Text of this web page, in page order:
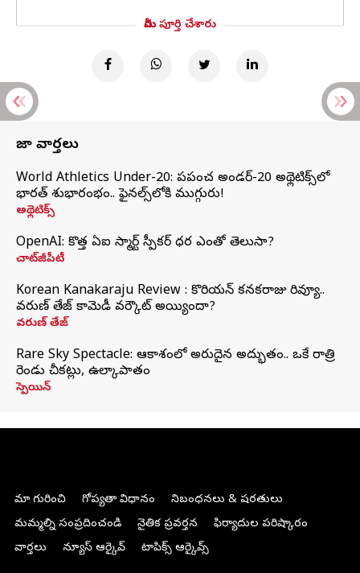
మీరు పూర్తి చేశారు
తాజా వార్తలు
World Athletics Under-20: ప్రపంచ అండర్-20 అథ్లెటిక్స్‌లో
భారత్‌ శుభారంభం.. ఫైనల్స్‌లోకి ముగ్గురు!
అథ్లెటిక్స్
OpenAI: కొత్త ఏఐ స్మార్ట్ స్పీకర్ ధర ఎంతో తెలుసా?
చాట్‌జీపీటీ
Korean Kanakaraju Review : కొరియన్ కనకరాజు రివ్యూ..
వరుణ్ తేజ్ కామెడీ వర్కౌట్ అయ్యిందా?
వరుణ్ తేజ్
Rare Sky Spectacle: ఆకాశంలో అరుదైన అద్భుతం.. ఒకే రాత్రి
రెండు చీకట్లు, ఉల్కాపాతం
స్పెయిన్
మా గురించి గోప్యతా విధానం
నిబంధనలు & షరతులు
మమ్మల్ని సంప్రదించండి
నైతిక ప్రవర్తన
ఫిర్యాదుల పరిష్కారం
వార్తలు
న్యూస్ ఆర్కైవ్ టాపిక్స్ ఆర్కైవ్స్